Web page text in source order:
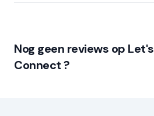
Nog geen reviews op Let's
Connect ?